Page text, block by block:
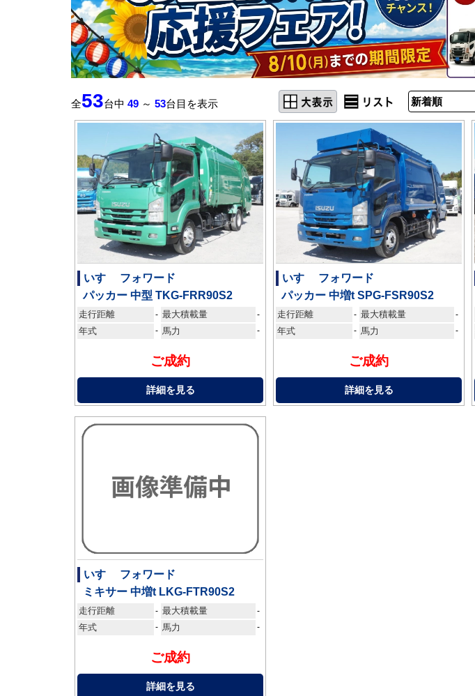
全53台中 49 ～ 53台目を表示
いすゞ フォワード
パッカー 中型 TKG-FRR90S2
走行距離 - 最大積載量 -
年式 - 馬力 -
ご成約
詳細を見る
いすゞ フォワード
パッカー 中増t SPG-FSR90S2
走行距離 - 最大積載量 -
年式 - 馬力 -
ご成約
詳細を見る
いすゞ フォワード
ミキサー 中増t LKG-FTR90S2
走行距離 - 最大積載量 -
年式 - 馬力 -
ご成約
詳細を見る